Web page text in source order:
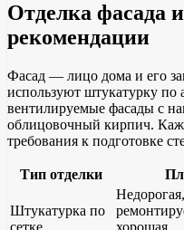
Отделка фасада
рекомендации
Фасад — лицо дома и его
используют штукатурку по
вентилируемые фасады с
облицовочный кирпич.
требования к подготовке
Тип отделки
Штукатурка по